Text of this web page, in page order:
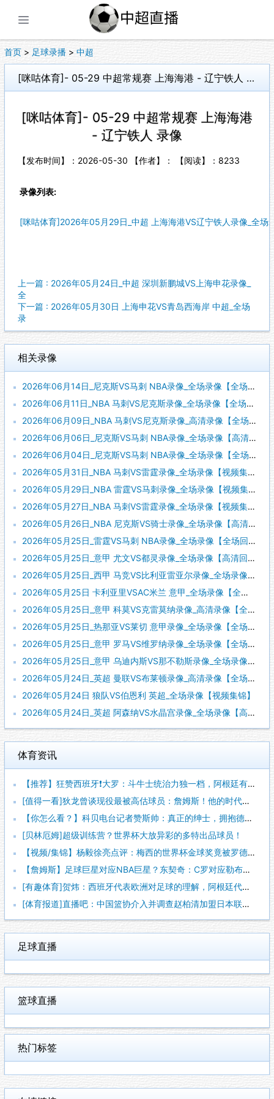
首页 > 足球录播 > 中超
[咪咕体育]- 05-29 中超常规赛 上海海港 - 辽宁铁人 录像
[咪咕体育]- 05-29 中超常规赛 上海海港
- 辽宁铁人 录像
【发布时间】：2026-05-30 【作者】： 【阅读】： 8233
录像列表:
[咪咕体育]2026年05月29日_中超 上海海港VS辽宁铁人录像_全场
上一篇 : 2026年05月24日_中超 深圳新鹏城VS上海申花录像_
全
下一篇 : 2026年05月30日 上海申花VS青岛西海岸 中超_全场
录
相关录像
2026年06月14日_尼克斯VS马刺 NBA录像_全场录像【全场回放】
2026年06月11日_NBA 马刺VS尼克斯录像_全场录像【全场回放】
2026年06月09日_NBA 马刺VS尼克斯录像_高清录像【全场回放】
2026年06月06日_尼克斯VS马刺 NBA录像_全场录像【高清回放】
2026年06月04日_尼克斯VS马刺 NBA录像_全场录像【全场回放】
2026年05月31日_NBA 马刺VS雷霆录像_全场录像【视频集锦】
2026年05月29日_NBA 雷霆VS马刺录像_全场录像【视频集锦】
2026年05月27日_NBA 马刺VS雷霆录像_全场录像【视频集锦】
2026年05月26日_NBA 尼克斯VS骑士录像_全场录像【高清回放】
2026年05月25日_雷霆VS马刺 NBA录像_全场录像【全场回放】
2026年05月25日_意甲 尤文VS都灵录像_全场录像【高清回放】
2026年05月25日_西甲 马竞VS比利亚雷亚尔录像_全场录像【全场回放】
2026年05月25日 卡利亚里VSAC米兰 意甲_全场录像【全场回放】
2026年05月25日_意甲 科莫VS克雷莫纳录像_高清录像【全场回放】
2026年05月25日_热那亚VS莱切 意甲录像_全场录像【全场回放】
2026年05月25日_意甲 罗马VS维罗纳录像_全场录像【全场回放】
2026年05月25日_意甲 乌迪内斯VS那不勒斯录像_全场录像【全场回放】
2026年05月24日_英超 曼联VS布莱顿录像_高清录像【全场回放】
2026年05月24日 狼队VS伯恩利 英超_全场录像【视频集锦】
2026年05月24日_英超 阿森纳VS水晶宫录像_全场录像【高清回放】
体育资讯
【推荐】狂赞西班牙❗大罗：斗牛士统治力独一档，阿根廷有梅西也
[值得一看]狄龙曾谈现役最被高估球员：詹姆斯！他的时代结束了
【你怎么看？】科贝电台记者赞斯帅：真正的绅士，拥抱德拉富恩特
[贝林厄姆]超级训练营？世界杯大放异彩的多特出品球员！
【视频/集锦】杨毅徐亮点评：梅西的世界杯金球奖竟被罗德里“抢
【詹姆斯】足球巨星对应NBA巨星？东契奇：C罗对应勒布朗，梅
[有趣体育]贺炜：西班牙代表欧洲对足球的理解，阿根廷代表南美
[体育报道]直播吧：中国篮协介入并调查赵柏清加盟日本联赛一事
足球直播
篮球直播
热门标签